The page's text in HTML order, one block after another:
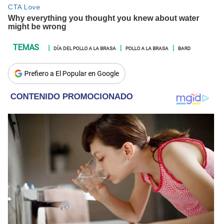
DÍA DEL POLLO A LA BRASA POLLO A LA BRASA BARD
Prefiero a El Popular en Google